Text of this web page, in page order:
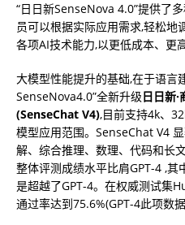
“日日新SenseNova 4.0”提供了
员可以根据实际应用需求,轻松
各项AI技术能力,以更低成本、更
大模型性能提升的基础,在于语言
SenseNova4.0”全新升级日日新·
(SenseChat V4),目前支持4k、
模型应用范围。SenseChat V4
解、综合推理、数理、代码和长
整体评测成绩水平比肩GPT-4 ,
是超越了GPT-4。在权威测试集
通过率达到75.6%(GPT-4此项数据